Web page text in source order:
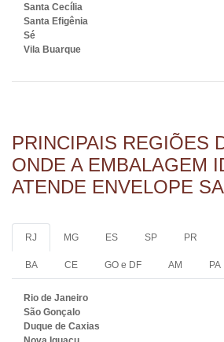
Santa Cecília
Santa Efigênia
Sé
Vila Buarque
PRINCIPAIS REGIÕES
ONDE A EMBALAGEM
ATENDE ENVELOPE
RJ MG ES SP PR
BA CE GO e DF AM PA
Rio de Janeiro
São Gonçalo
Duque de Caxias